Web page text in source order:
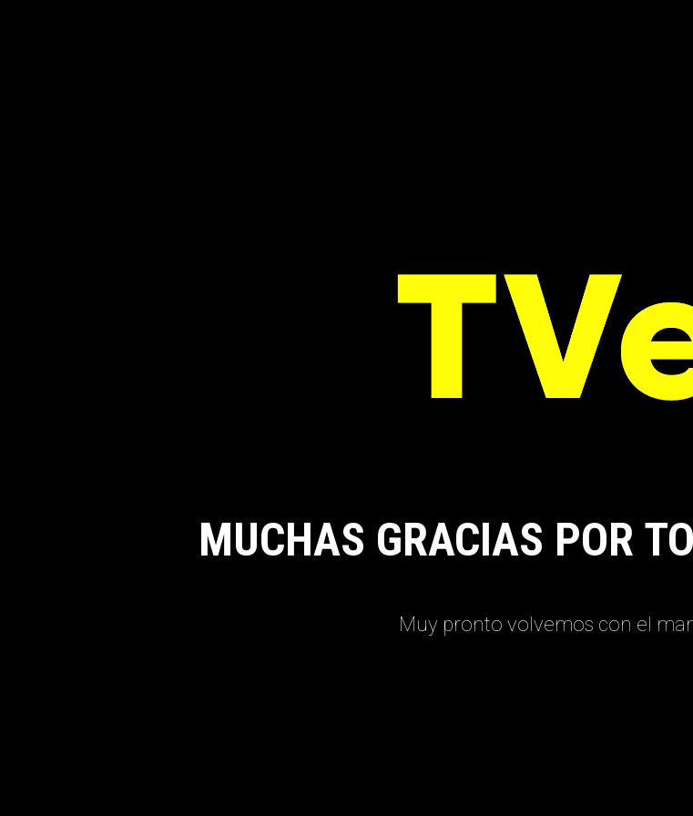
MUCHAS GRACIAS POR
Muy pronto volvemos con el